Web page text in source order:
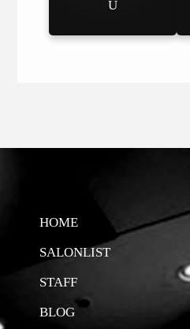
U
HOME
SALONLIST
STAFF
BLOG